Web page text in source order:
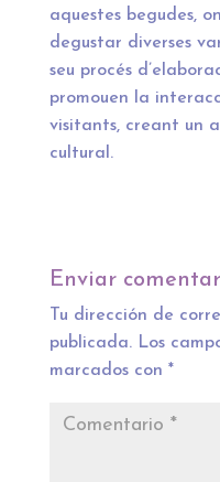
aquestes begudes,
degustar diverses
seu procés
promouen la
visitants, creant un
cultural.
Enviar
Tu dirección de
publicada. Los
marcados con *